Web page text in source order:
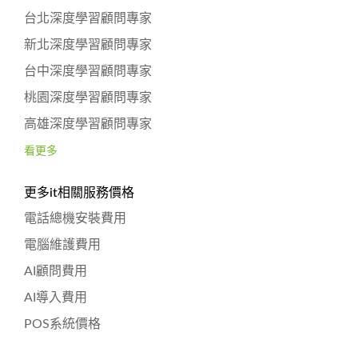
台北深度學習顧問專家
新北深度學習顧問專家
台中深度學習顧問專家
桃園深度學習顧問專家
高雄深度學習顧問專家
看更多
更多it相關服務價格
電話總機安裝費用
電腦維護費用
AI顧問費用
AI導入費用
POS系統價格